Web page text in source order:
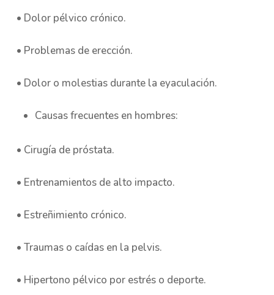
• Dolor pélvico crónico.
• Problemas de erección.
• Dolor o molestias durante la eyaculación.
Causas frecuentes en hombres:
• Cirugía de próstata.
• Entrenamientos de alto impacto.
• Estreñimiento crónico.
• Traumas o caídas en la pelvis.
• Hipertono pélvico por estrés o deporte.